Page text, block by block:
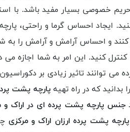
خصوصی بسیار مفید باشد. با
احساس گرما و راحتی،
و احساس آرامش و آرامش را
کنید. این امر به شما اجازه
می توانند تاثیر زیادی بر
که در راه تهیه پارچه پشت
جنس پارچه پشت پرده ای در اراک و
پارچه پشت پرده ارزان اراک و مرکزی